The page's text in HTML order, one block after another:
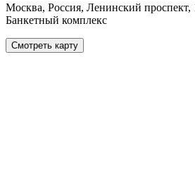
Москва, Россия, Ленинский
Банкетный комплекс
Смотреть карту